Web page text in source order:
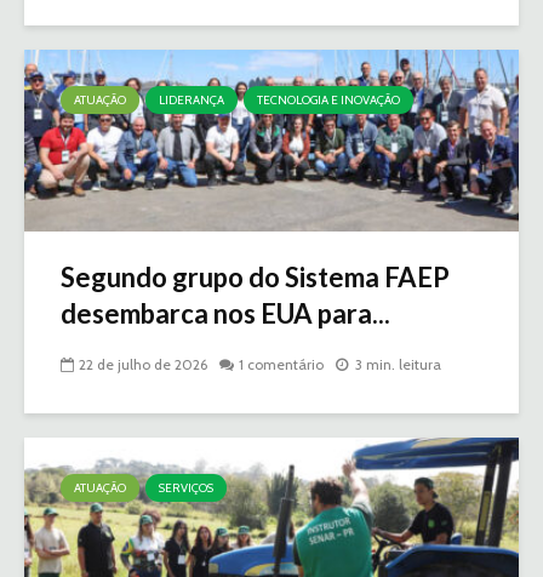
ATUAÇÃO LIDERANÇA TECNOLOGIA E INOVAÇÃO
Segundo grupo do Sistema FAEP
desembarca nos EUA para...
22 de julho de 2026 1 comentário 3 min. leitura
ATUAÇÃO SERVIÇOS